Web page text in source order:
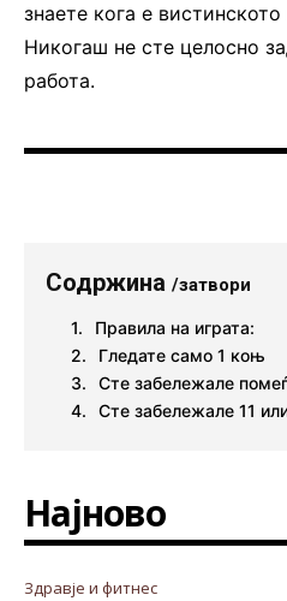
знаете кога е
Никогаш не сте целосно
работа.
Содржина /затвори
Правила на играта:
Гледате само 1 коњ
Сте забележале
Сте забележале 11
Најново
Здравје и фитнес